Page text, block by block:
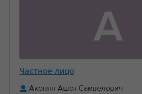
А
Частное лицо
Акопян Ашот Самвелович